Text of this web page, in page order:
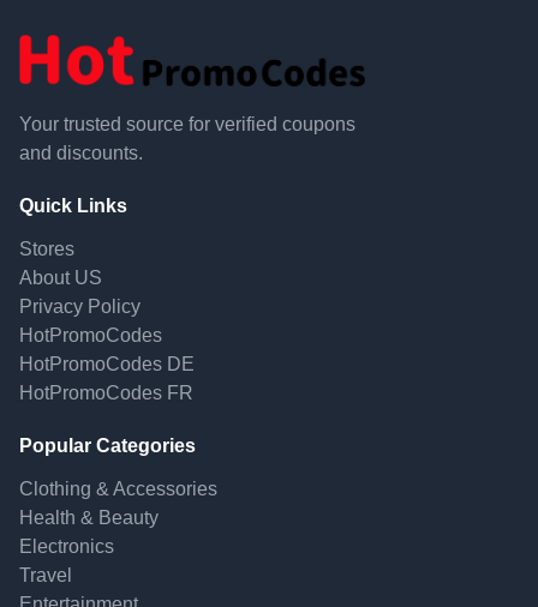
Your trusted source for verified coupons
and discounts.
Quick Links
Stores
About US
Privacy Policy
HotPromoCodes
HotPromoCodes DE
HotPromoCodes FR
Popular Categories
Clothing & Accessories
Health & Beauty
Electronics
Travel